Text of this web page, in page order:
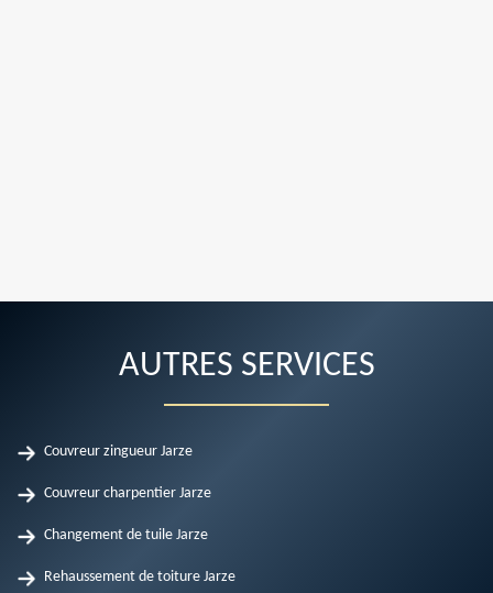
AUTRES SERVICES
Couvreur zingueur Jarze
Couvreur charpentier Jarze
Changement de tuile Jarze
Rehaussement de toiture Jarze